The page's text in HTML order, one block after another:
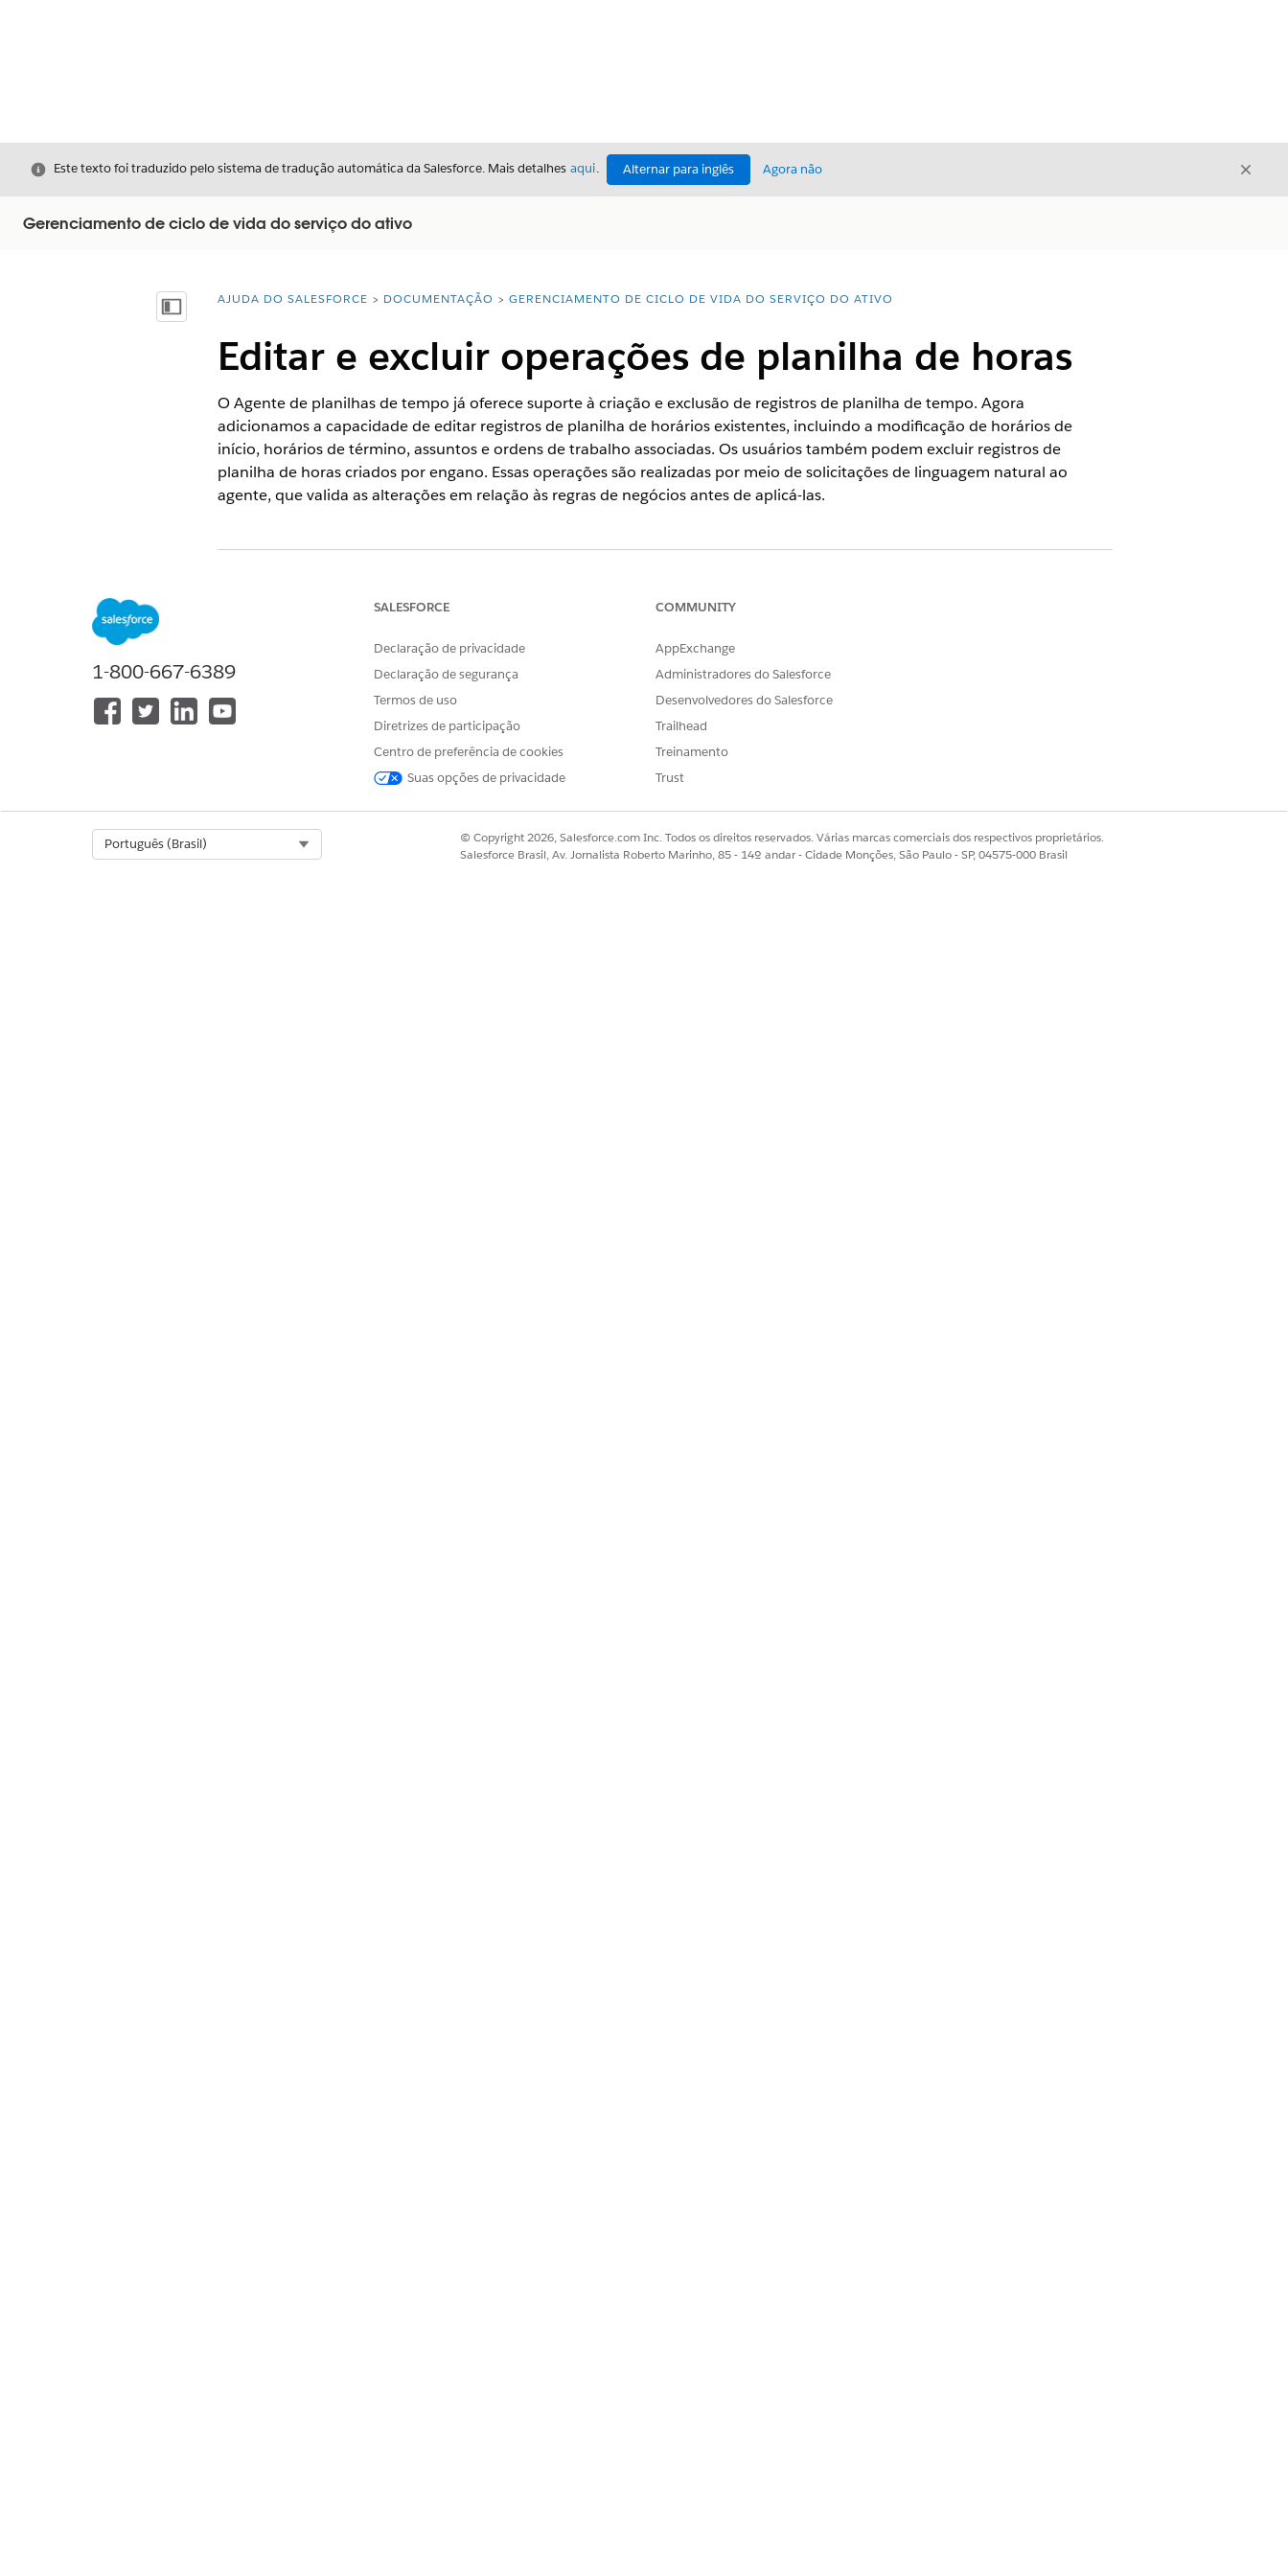
Fechar
Este texto foi traduzido pelo sistema de tradução automática da Salesforce. Mais detalhes aqui. Alternar para inglês Agora não Fechar
Gerenciamento de ciclo de vida do serviço do ativo
Mostrar índiceVocê está aqui:
AJUDA DO SALESFORCE DOCUMENTAÇÃO GERENCIAMENTO DE CICLO DE VIDA DO SERVIÇO DO ATIVO
Editar e excluir operações de planilha de horas
O Agente de planilhas de tempo já oferece suporte à criação e exclusão de registros de planilha de tempo. Agora
adicionamos a capacidade de editar registros de planilha de horários existentes, incluindo a modificação de horários de
início, horários de término, assuntos e ordens de trabalho associadas. Os usuários também podem excluir registros de
planilha de horas criados por engano. Essas operações são realizadas por meio de solicitações de linguagem natural ao
agente, que valida as alterações em relação às regras de negócios antes de aplicá-las.
Diga-nos para podermos melhorar!
1-800-667-6389
SALESFORCE
Declaração de privacidade
Declaração de segurança
Termos de uso
Diretrizes de participação
Centro de preferência de cookies
Suas opções de privacidade
COMMUNITY
AppExchange
Administradores do Salesforce
Desenvolvedores do Salesforce
Trailhead
Treinamento
Trust
Português (Brasil)
© Copyright 2026, Salesforce.com Inc. Todos os direitos reservados. Várias marcas comerciais dos respectivos proprietários.
Salesforce Brasil, Av. Jornalista Roberto Marinho, 85 - 14º andar - Cidade Monções, São Paulo - SP, 04575-000 Brasil